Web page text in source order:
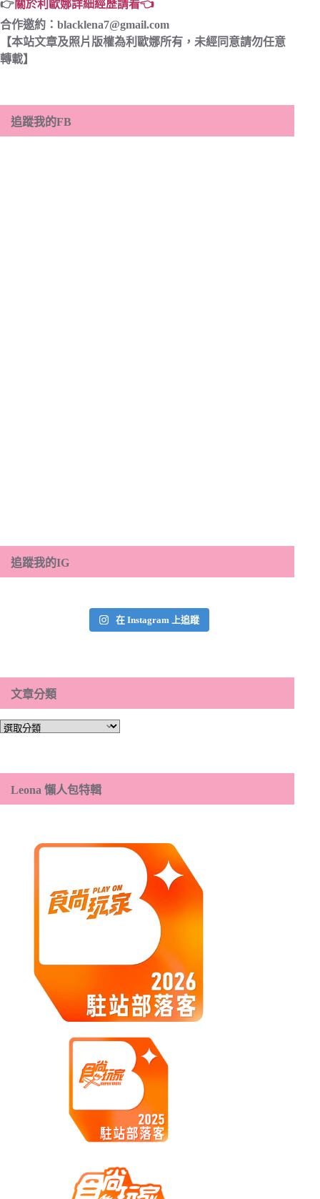
👉關於利歐娜詳細經歷請看👈
合作邀約： blacklena7@gmail.com
【本站文章及照片版權為利歐娜所有，未經同意請勿任意
轉載】
追蹤我的FB
追蹤我的IG
在 Instagram 上追蹤
文章分類
文
類
Leona 懶人包特輯